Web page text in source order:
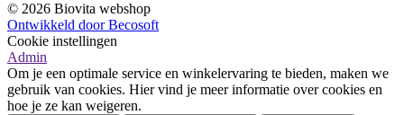
© 2026 Biovita webshop
Ontwikkeld door Becosoft
Cookie instellingen
Admin
Om je een optimale service en winkelervaring te bieden, maken we
gebruik van cookies. Hier vind je meer informatie over cookies en
hoe je ze kan weigeren.